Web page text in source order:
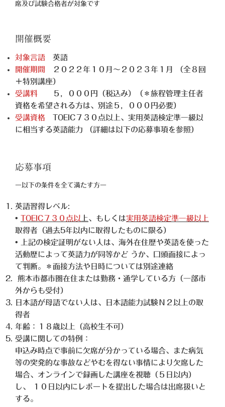
席及び試験合格者が対象です
開催概要
対象言語 英語
開催期間
２０２２年１０月〜２０２３年１月 （全８回
＋特別講座）
受講料 ５，０００円（税込み）（＊旅程管理主任者
資格を希望される方は、別途５，０００円必要）
受講資格 TOEIC７３０点以上、実用英語検定準一級以
に相当する英語能力 （詳細は以下の応募事項を参照）
応募事項
ー以下の条件を全て満たす方ー
英語習得レベル:
• TOEIC７３０点以 上、もしくは実用英語検定準一級以上
取得者（過去5年以内に取得したものに限る）
• 上記の検定証明がない人は、海外在住歴や英語を使った
活動歴によって英語力が同等かど うか、口頭面接によっ
て判断。＊面接方法や日時については別途連絡
熊本市都市圏在住または勤務・通学している方（一部市
外からも受付）
日本語が母語でない人は、日本語能力試験Ｎ２以上の取
得者
年齢：１８歳以上（高校生不可）
受講に関しての特例：
申込み時点で事前に欠席が分かっている場合、また病気
等の突発的な事故などやむを得ない事情により欠席した
場合、オンラインで録画した講座を視聴（５日以内）
し、 １０日以内にレポートを提出した場合は出席扱いと
する。